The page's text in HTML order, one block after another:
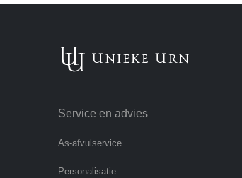
Service en advies
As-afvulservice
Personalisatie